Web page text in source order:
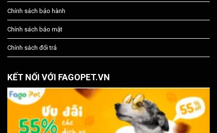
Chính sách bảo hành
Chính sách bảo mật
Chính sách đổi trả
KẾT NỐI VỚI FAGOPET.VN